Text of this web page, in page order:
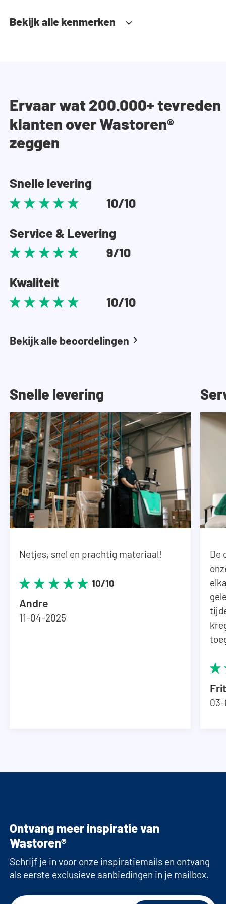
Bekijk alle kenmerken
Ervaar wat 200.000+ tevreden
klanten over Wastoren®
zeggen
Snelle levering
10/10
Service & Levering
9/10
Kwaliteit
10/10
Bekijk alle beoordelingen
Snelle levering
Netjes, snel en prachtig materiaal!
10/10
Andre
11-04-2025
De
Ontvang meer inspiratie van
Wastoren®
Schrijf je in voor onze inspiratiemails en ontvang
als eerste exclusieve aanbiedingen in je mailbox.